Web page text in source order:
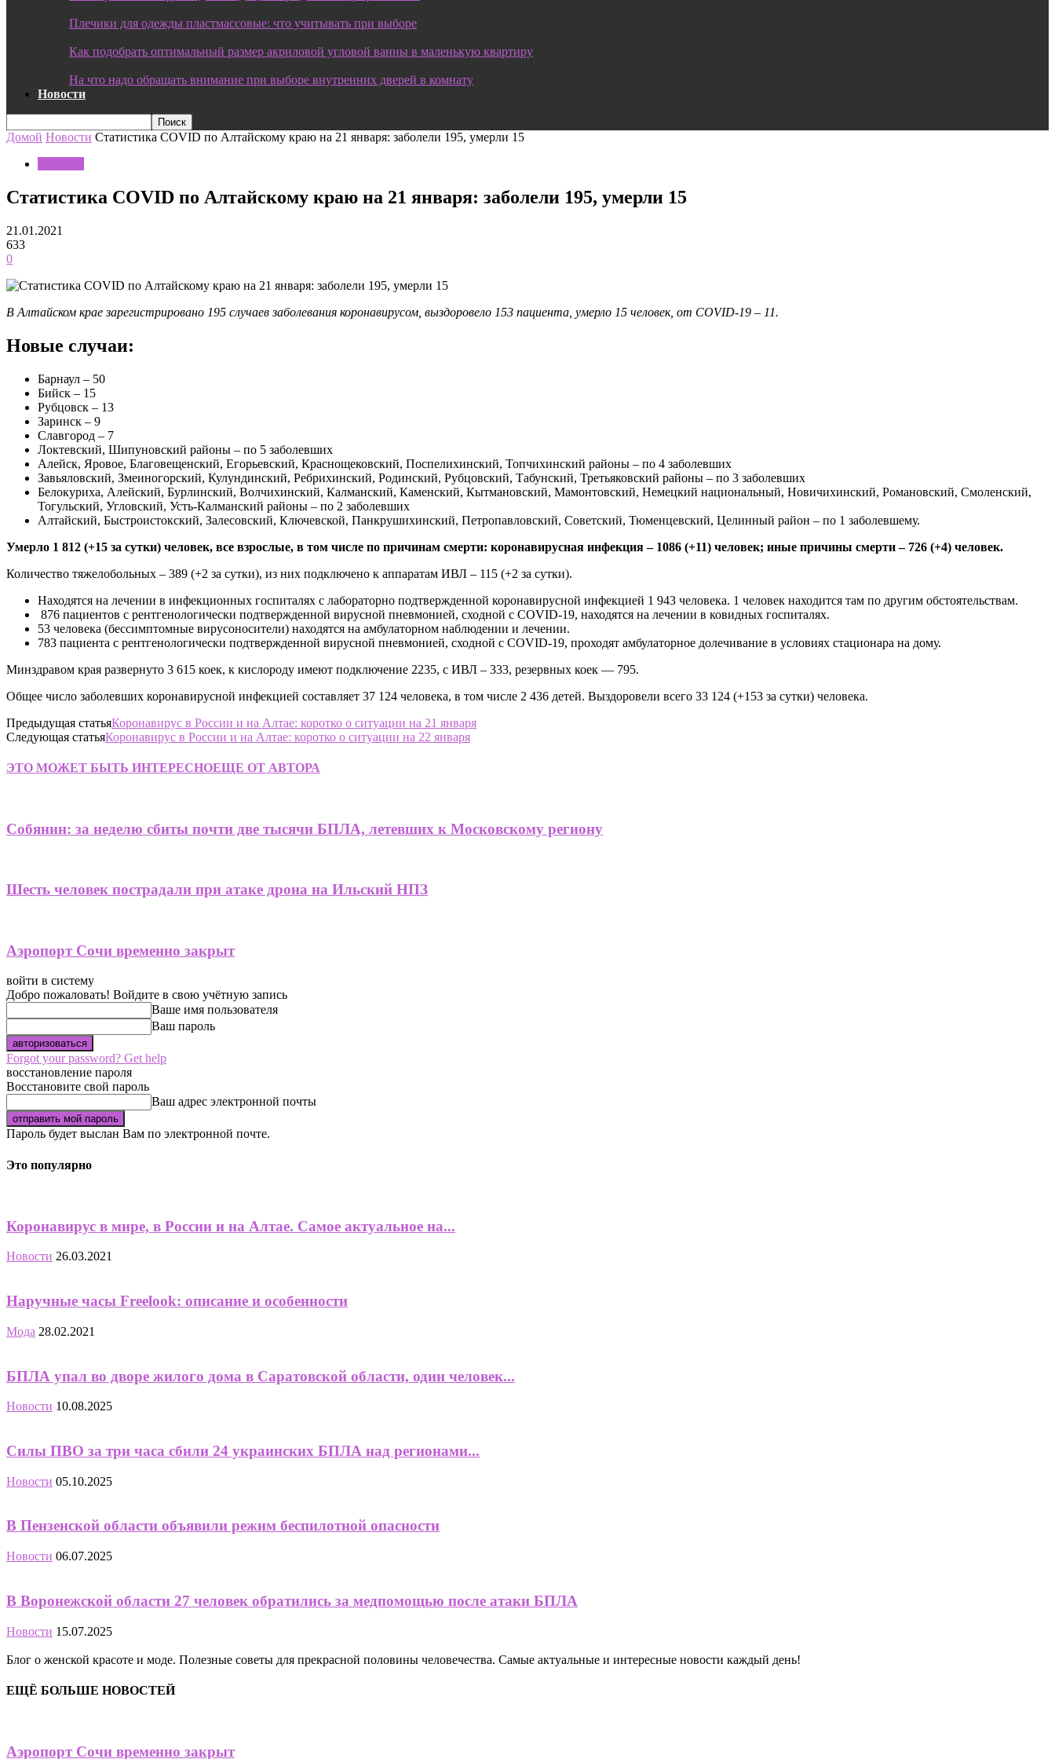
Плечики для одежды пластмассовые: что учитывать при выборе
Как подобрать оптимальный размер акриловой угловой ванны в маленькую квартиру
На что надо обращать внимание при выборе внутренних дверей в комнату
Новости
Домой Новости Статистика COVID по Алтайскому краю на 21 января: заболели 195, умерли 15
Статистика COVID по Алтайскому краю на 21 января: заболели 195, умерли 15
21.01.2021
633
0
В Алтайском крае зарегистрировано 195 случаев заболевания коронавирусом, выздоровело 153 пациента, умерло 15 человек, от COVID-19 – 11.
Новые случаи:
Барнаул – 50
Бийск – 15
Рубцовск – 13
Заринск – 9
Славгород – 7
Локтевский, Шипуновский районы – по 5 заболевших
Алейск, Яровое, Благовещенский, Егорьевский, Краснощековский, Поспелихинский, Топчихинский районы – по 4 заболевших
Завьяловский, Змеиногорский, Кулундинский, Ребрихинский, Родинский, Рубцовский, Табунский, Третьяковский районы – по 3 заболевших
Белокуриха, Алейский, Бурлинский, Волчихинский, Калманский, Каменский, Кытмановский, Мамонтовский, Немецкий национальный, Новичихинский, Романовский, Смоленский,
Тогульский, Угловский, Усть-Калманский районы – по 2 заболевших
Алтайский, Быстроистокский, Залесовский, Ключевской, Панкрушихинский, Петропавловский, Советский, Тюменцевский, Целинный район – по 1 заболевшему.
Умерло 1 812 (+15 за сутки) человек, все взрослые, в том числе по причинам смерти: коронавирусная инфекция – 1086 (+11) человек; иные причины смерти – 726 (+4) человек.
Количество тяжелобольных – 389 (+2 за сутки), из них подключено к аппаратам ИВЛ – 115 (+2 за сутки).
Находятся на лечении в инфекционных госпиталях с лабораторно подтвержденной коронавирусной инфекцией 1 943 человека. 1 человек находится там по другим обстоятельствам.
876 пациентов с рентгенологически подтвержденной вирусной пневмонией, сходной с COVID-19, находятся на лечении в ковидных госпиталях.
53 человека (бессимптомные вирусоносители) находятся на амбулаторном наблюдении и лечении.
783 пациента с рентгенологически подтвержденной вирусной пневмонией, сходной с COVID-19, проходят амбулаторное долечивание в условиях стационара на дому.
Минздравом края развернуто 3 615 коек, к кислороду имеют подключение 2235, с ИВЛ – 333, резервных коек — 795.
Общее число заболевших коронавирусной инфекцией составляет 37 124 человека, в том числе 2 436 детей. Выздоровели всего 33 124 (+153 за сутки) человека.
Предыдущая статьяКоронавирус в России и на Алтае: коротко о ситуации на 21 января
Следующая статьяКоронавирус в России и на Алтае: коротко о ситуации на 22 января
ЭТО МОЖЕТ БЫТЬ ИНТЕРЕСНОЕЩЕ ОТ АВТОРА
Собянин: за неделю сбиты почти две тысячи БПЛА, летевших к Московскому региону
Шесть человек пострадали при атаке дрона на Ильский НПЗ
Аэропорт Сочи временно закрыт
войти в систему
Добро пожаловать! Войдите в свою учётную запись
Ваше имя пользователя
Ваш пароль
Forgot your password? Get help
восстановление пароля
Восстановите свой пароль
Ваш адрес электронной почты
Пароль будет выслан Вам по электронной почте.
Это популярно
Коронавирус в мире, в России и на Алтае. Самое актуальное на...
Новости 26.03.2021
Наручные часы Freelook: описание и особенности
Мода 28.02.2021
БПЛА упал во дворе жилого дома в Саратовской области, один человек...
Новости 10.08.2025
Силы ПВО за три часа сбили 24 украинских БПЛА над регионами...
Новости 05.10.2025
В Пензенской области объявили режим беспилотной опасности
Новости 06.07.2025
В Воронежской области 27 человек обратились за медпомощью после атаки БПЛА
Новости 15.07.2025
Блог о женской красоте и моде. Полезные советы для прекрасной половины человечества. Самые актуальные и интересные новости каждый день!
ЕЩЁ БОЛЬШЕ НОВОСТЕЙ
Аэропорт Сочи временно закрыт